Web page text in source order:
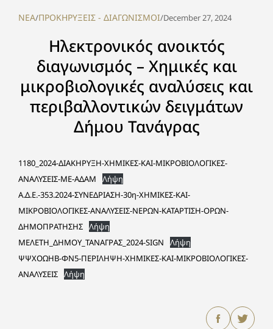
NEA/ΠΡΟΚΗΡΥΞΕΙΣ - ΔΙΑΓΩΝΙΣΜΟΙ/December 27, 2024
Ηλεκτρονικός ανοικτός
διαγωνισμός – Χημικές και
μικροβιολογικές αναλύσεις και
περιβαλλοντικών δειγμάτων
Δήμου Τανάγρας
1180_2024-ΔΙΑΚΗΡΥΞΗ-ΧΗΜΙΚΕΣ-ΚΑΙ-ΜΙΚΡΟΒΙΟΛΟΓΙΚΕΣ-
ΑΝΑΛΥΣΕΙΣ-ΜΕ-ΑΔΑΜ
Λήψη
Α.Δ.Ε.-353.2024-ΣΥΝΕΔΡΙΑΣΗ-30η-ΧΗΜΙΚΕΣ-ΚΑΙ-
ΜΙΚΡΟΒΙΟΛΟΓΙΚΕΣ-ΑΝΑΛΥΣΕΙΣ-ΝΕΡΩΝ-ΚΑΤΑΡΤΙΣΗ-ΟΡΩΝ-
ΔΗΜΟΠΡΑΤΗΣΗΣ Λήψη
ΜΕΛΕΤΗ_ΔΗΜΟΥ_ΤΑΝΑΓΡΑΣ_2024-SIGN
Λήψη
ΨΨΧΟΩΗΒ-ΦΝ5-ΠΕΡΙΛΗΨΗ-ΧΗΜΙΚΕΣ-ΚΑΙ-ΜΙΚΡΟΒΙΟΛΟΓΙΚΕΣ-
ΑΝΑΛΥΣΕΙΣ Λήψη